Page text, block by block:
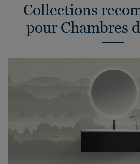
Collections
pour Chambres